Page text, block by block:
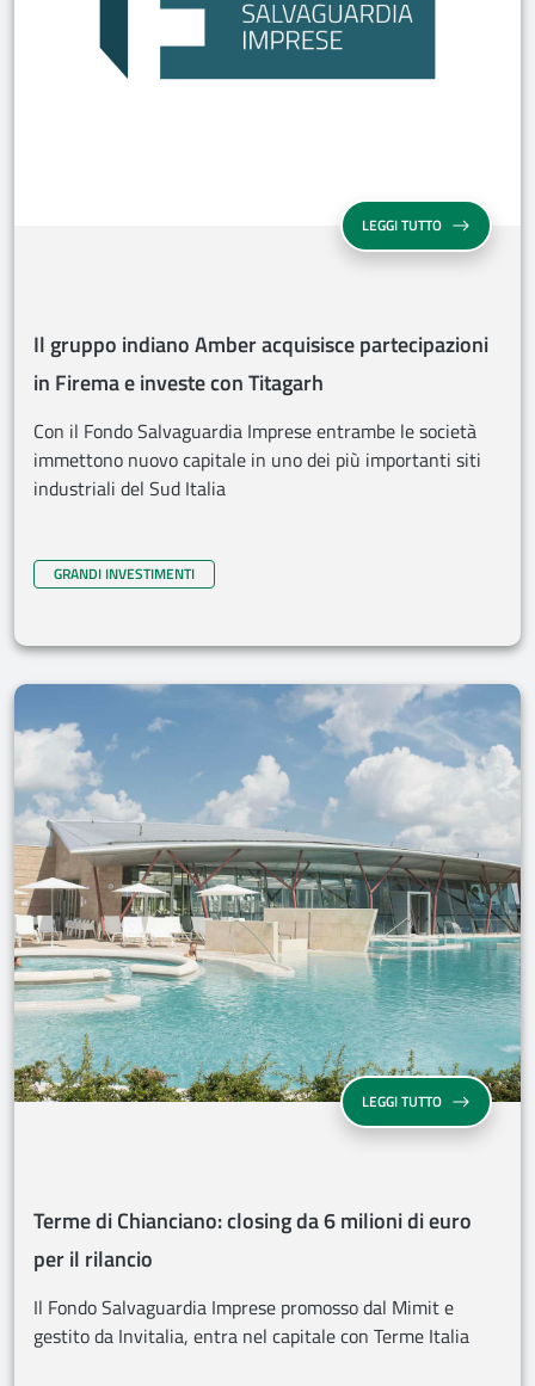
LEGGI TUTTOIL GRUPPO
Il gruppo indiano Amber acquisisce partecipazioni
in Firema e investe con Titagarh
Con il Fondo Salvaguardia Imprese entrambe le società
immettono nuovo capitale in uno dei più importanti siti
industriali del Sud Italia
GRANDI INVESTIMENTI
LEGGI TUTTOTERME DI
Terme di Chianciano: closing da 6 milioni di euro
per il rilancio
Il Fondo Salvaguardia Imprese promosso dal Mimit e
gestito da Invitalia, entra nel capitale con Terme Italia